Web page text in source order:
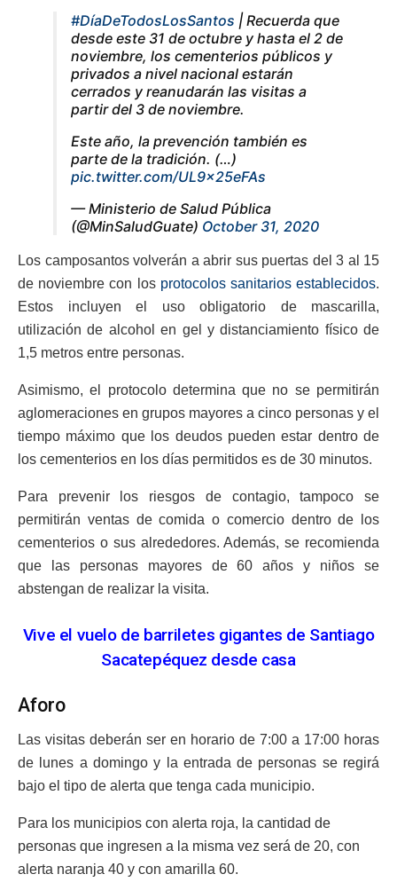
#DíaDeTodosLosSantos | Recuerda que
desde este 31 de octubre y hasta el 2 de
noviembre, los cementerios públicos y
privados a nivel nacional estarán
cerrados y reanudarán las visitas a
partir del 3 de noviembre.
Este año, la prevención también es
parte de la tradición. (…)
pic.twitter.com/UL9x25eFAs
— Ministerio de Salud Pública
(@MinSaludGuate) October 31, 2020
Los camposantos volverán a abrir sus puertas del 3 al 15
de noviembre con los protocolos sanitarios establecidos.
Estos incluyen el uso obligatorio de mascarilla,
utilización de alcohol en gel y distanciamiento físico de
1,5 metros entre personas.
Asimismo, el protocolo determina que no se permitirán
aglomeraciones en grupos mayores a cinco personas y el
tiempo máximo que los deudos pueden estar dentro de
los cementerios en los días permitidos es de 30 minutos.
Para prevenir los riesgos de contagio, tampoco se
permitirán ventas de comida o comercio dentro de los
cementerios o sus alrededores. Además, se recomienda
que las personas mayores de 60 años y niños se
abstengan de realizar la visita.
Vive el vuelo de barriletes gigantes de Santiago
Sacatepéquez desde casa
Aforo
Las visitas deberán ser en horario de 7:00 a 17:00 horas
de lunes a domingo y la entrada de personas se regirá
bajo el tipo de alerta que tenga cada municipio.
Para los municipios con alerta roja, la cantidad de
personas que ingresen a la misma vez será de 20, con
alerta naranja 40 y con amarilla 60.